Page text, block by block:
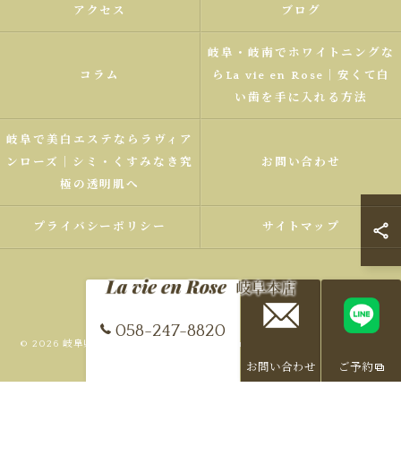
058-247-8820
お問い合わせ ご予約
アクセス ブログ
コラム
岐阜・岐南でホワイトニングな
らLa vie en Rose｜安くて白
い歯を手に入れる方法
岐阜で美白エステならラヴィア
ンローズ｜シミ・くすみなき究
極の透明肌へ
お問い合わせ
プライバシーポリシー サイトマップ
© 2026 岐阜県、岐南町でエステならLa vie en Rose 岐阜本店 ALL RIGHTS